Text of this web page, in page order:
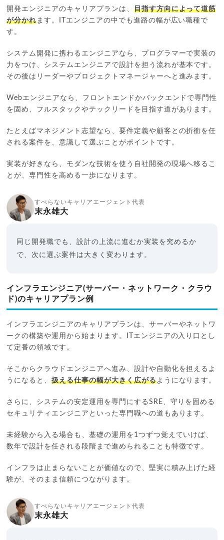
開発エンジニアのキャリアプランは、 目指す方向によって道筋
が分かれます。ITエンジニアの中でも進路の幅が広い職種で
す。
システム開発に携わるエンジニアなら、プログラマーで実装の
力をつけ、システムエンジニアで設計を担う流れが基本です。
その後はリーダーやプロジェクトマネージャーへと進みます。
Webエンジニアなら、フロントエンドかバックエンドで専門性
を固め、フルスタックやテックリードを目指す道があります。
たとえばマネジメント志望なら、要件定義や顧客との折衝を任
される案件を、意識して選ぶことがポイントです。
実装が好きなら、モダンな技術を使う自社開発の現場へ移るこ
とが、専門性を高める一歩になります。
すべらないキャリアエージェント代表
末永雄大
同じ開発職でも、設計の上流に進むか実装を究めるか
で、次に選ぶ案件は大きく変わります。
インフラエンジニア(サーバー・ネットワーク・クラウ
ド)のキャリアプラン例
インフラエンジニアのキャリアプランは、サーバーやネットワ
ークの構築や運用から始まります。ITエンジニアの入り口とし
て定番の領域です。
そこからクラウドエンジニアへ進み、設計や自動化を担えるよ
うになると、扱える仕事の幅が大きく広がるようになります。
さらに、システムの安定運用を専門にするSRE、守りを固める
セキュリティエンジニアといった専門職への道もあります。
未経験から入る場合も、基礎の運用を1つずつ覚えていけば、
数年で設計を任される段階まで進められることも特徴です。
インフラは止まらないことが価値なので、堅実に積み上げた経
験が、そのまま信頼につながります。
すべらないキャリアエージェント代表
末永雄大